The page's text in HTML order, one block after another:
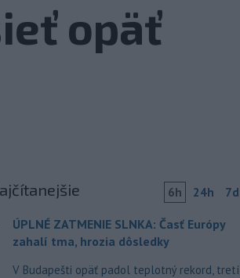
opäť
6h 24h 7d
ÚPLNÉ ZATMENIE SLNKA: Časť Európy
zahalí tma, hrozia dôsledky
V Budapešti opäť padol teplotný rekord, tretí